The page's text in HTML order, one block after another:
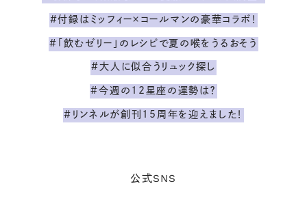
#付録はミッフィー×コールマンの豪華コラボ！
#「飲むゼリー」のレシピで夏の喉をうるおそう
#大人に似合うリュック探し
#今週の12星座の運勢は？
#リンネルが創刊15周年を迎えました！
公式SNS